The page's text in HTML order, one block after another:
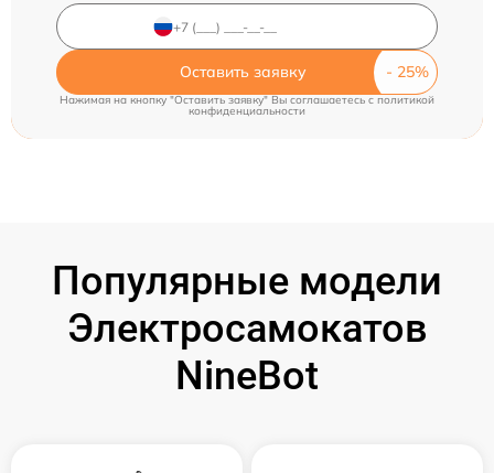
Оставить заявку
Нажимая на кнопку "Оставить заявку" Вы соглашаетесь c политикой
конфиденциальности
Популярные модели
Электросамокатов
NineBot